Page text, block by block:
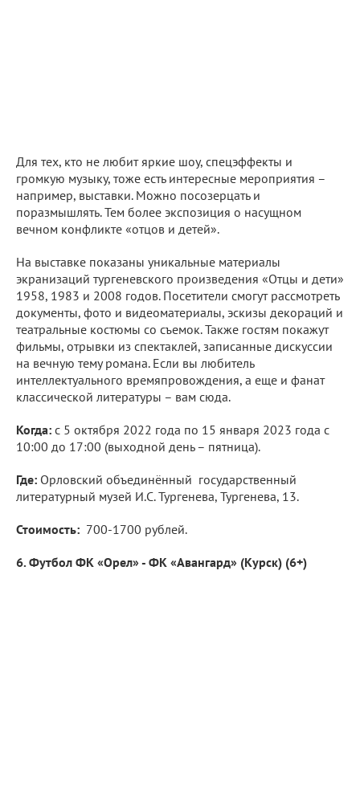
Для тех, кто не любит яркие шоу, спецэффекты и
громкую музыку, тоже есть интересные мероприятия –
например, выставки. Можно посозерцать и
поразмышлять. Тем более экспозиция о насущном
вечном конфликте «отцов и детей».
На выставке показаны уникальные материалы
экранизаций тургеневского произведения «Отцы и дети»
1958, 1983 и 2008 годов. Посетители смогут рассмотреть
документы, фото и видеоматериалы, эскизы декораций и
театральные костюмы со съемок. Также гостям покажут
фильмы, отрывки из спектаклей, записанные дискуссии
на вечную тему романа. Если вы любитель
интеллектуального времяпровождения, а еще и фанат
классической литературы – вам сюда.
Когда: с 5 октября 2022 года по 15 января 2023 года с
10:00 до 17:00 (выходной день – пятница).
Где: Орловский объединённый государственный
литературный музей И.С. Тургенева, Тургенева, 13.
Стоимость: 700-1700 рублей.
6. Футбол ФК «Орел» - ФК «Авангард» (Курск) (6+)